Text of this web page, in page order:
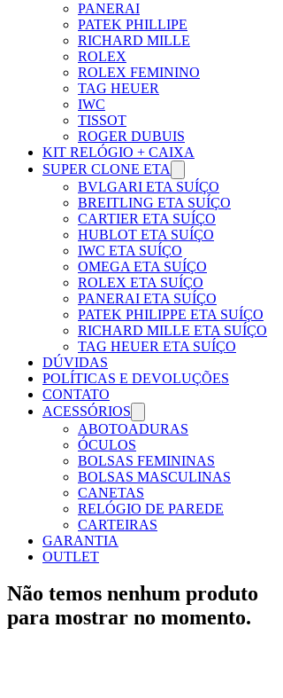
PANERAI
PATEK PHILLIPE
RICHARD MILLE
ROLEX
ROLEX FEMININO
TAG HEUER
IWC
TISSOT
ROGER DUBUIS
KIT RELÓGIO + CAIXA
SUPER CLONE ETA
BVLGARI ETA SUÍÇO
BREITLING ETA SUÍÇO
CARTIER ETA SUÍÇO
HUBLOT ETA SUÍÇO
IWC ETA SUÍÇO
OMEGA ETA SUÍÇO
ROLEX ETA SUÍÇO
PANERAI ETA SUÍÇO
PATEK PHILIPPE ETA SUÍÇO
RICHARD MILLE ETA SUÍÇO
TAG HEUER ETA SUÍÇO
DÚVIDAS
POLÍTICAS E DEVOLUÇÕES
CONTATO
ACESSÓRIOS
ABOTOADURAS
ÓCULOS
BOLSAS FEMININAS
BOLSAS MASCULINAS
CANETAS
RELÓGIO DE PAREDE
CARTEIRAS
GARANTIA
OUTLET
Não temos nenhum produto
para mostrar no momento.